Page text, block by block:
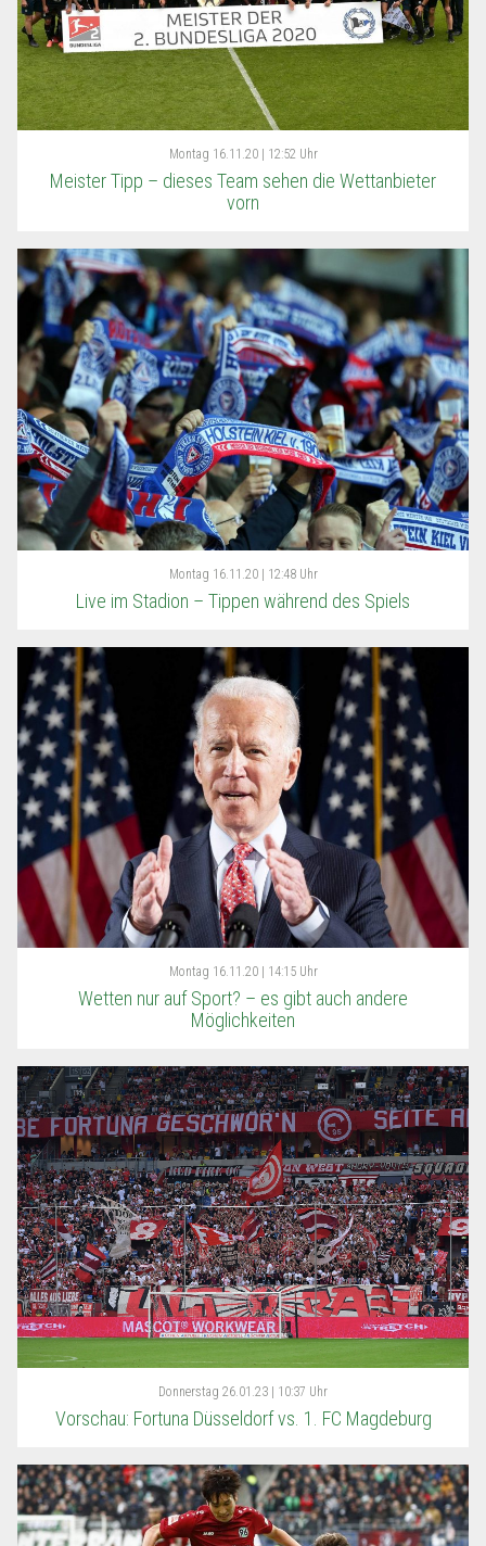
Montag 16.11.20 | 12:52 Uhr
Meister Tipp – dieses Team sehen die Wettanbieter
vorn
Montag 16.11.20 | 12:48 Uhr
Live im Stadion – Tippen während des Spiels
Montag 16.11.20 | 14:15 Uhr
Wetten nur auf Sport? – es gibt auch andere
Möglichkeiten
Donnerstag 26.01.23 | 10:37 Uhr
Vorschau: Fortuna Düsseldorf vs. 1. FC Magdeburg